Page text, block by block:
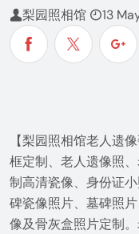
梨园照相馆 13
【梨园照相馆老人遗
框定制、老人遗像照
制高清瓷像、身份证
碑瓷像照片、墓碑照
像及骨灰盒照片定制